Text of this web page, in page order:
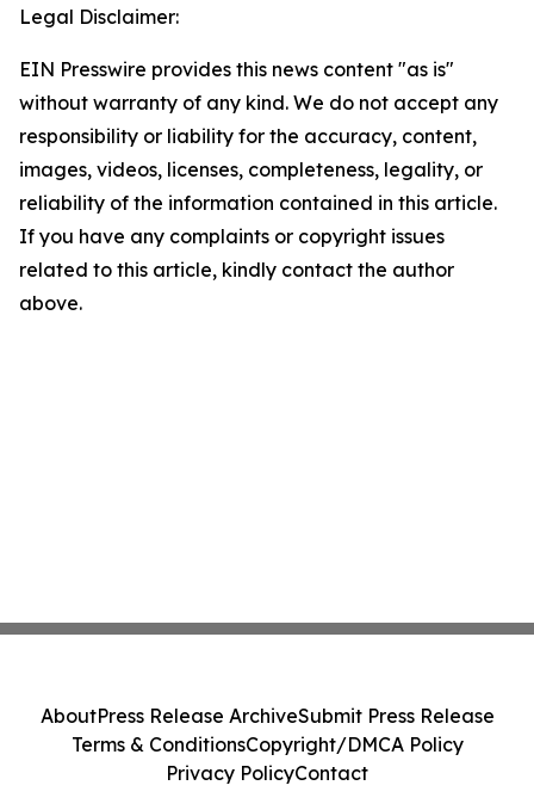
Legal Disclaimer:
EIN Presswire provides this news content "as is"
without warranty of any kind. We do not accept any
responsibility or liability for the accuracy, content,
images, videos, licenses, completeness, legality, or
reliability of the information contained in this article.
If you have any complaints or copyright issues
related to this article, kindly contact the author
above.
AboutPress Release ArchiveSubmit Press Release
Terms & ConditionsCopyright/DMCA Policy
Privacy PolicyContact